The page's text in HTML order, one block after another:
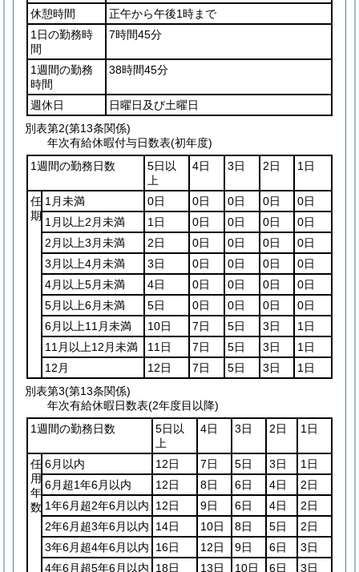
休憩時間
正午から午後1時まで
1日の勤務時
間
7時間45分
1週間の勤務
時間
38時間45分
週休日
日曜日及び土曜日
別表第2(第13条関係)
年次有給休暇付与日数表(初年度)
1週間の勤務日数
5日以
上
4日 3日 2日 1日
任
期
1月未満 0日 0日 0日 0日
0日
1月以上2月未満
1日 0日 0日 0日
0日
2月以上3月未満
2日 0日 0日 0日
0日
3月以上4月未満
3日 0日 0日 0日
0日
4月以上5月未満
4日 0日 0日 0日
0日
5月以上6月未満
5日 0日 0日 0日
0日
6月以上11月未満
10日 7日 5日 3日
1日
11月以上12月未満
11日 7日 5日 3日
1日
12月
12日 7日 5日 3日
1日
別表第3(第13条関係)
年次有給休暇日数表(2年度目以降)
1週間の勤務日数
5日以
上
4日 3日 2日 1日
任
用
年
数
6月以内 12日 7日 5日 3日
1日
6月超1年6月以内
12日 8日 6日 4日
2日
1年6月超2年6月以内
12日 9日 6日 4日
2日
2年6月超3年6月以内
14日 10日 8日 5日
2日
3年6月超4年6月以内
16日 12日 9日 6日
3日
4年6月超5年6月以内
18日 13日 10日 6日 3日